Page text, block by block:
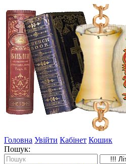
Головна Увійти Кабінет Кошик
Пошук: